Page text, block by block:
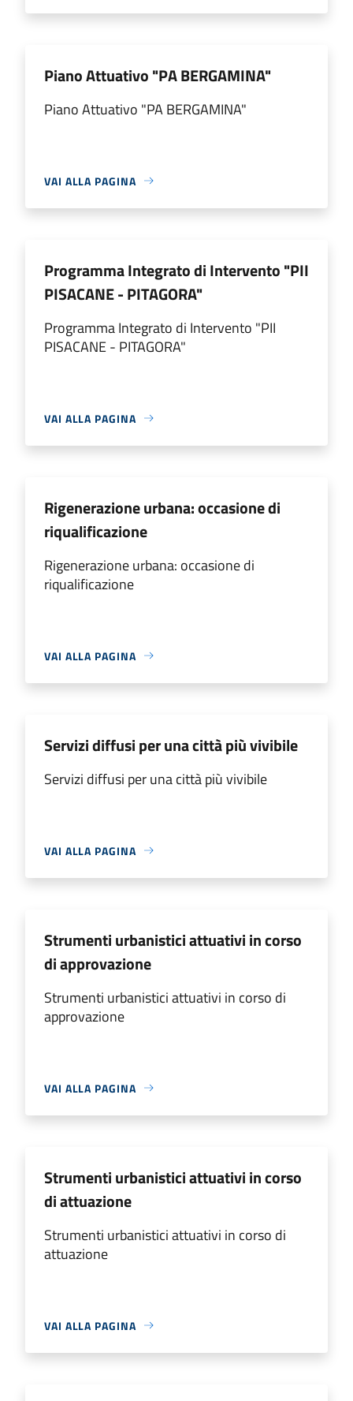
Piano Attuativo "PA BERGAMINA"
Piano Attuativo "PA BERGAMINA"
VAI ALLA PAGINA
Programma Integrato di Intervento "PII
PISACANE - PITAGORA"
Programma Integrato di Intervento "PII
PISACANE - PITAGORA"
VAI ALLA PAGINA
Rigenerazione urbana: occasione di
riqualificazione
Rigenerazione urbana: occasione di
riqualificazione
VAI ALLA PAGINA
Servizi diffusi per una città più vivibile
Servizi diffusi per una città più vivibile
VAI ALLA PAGINA
Strumenti urbanistici attuativi in corso
di approvazione
Strumenti urbanistici attuativi in corso di
approvazione
VAI ALLA PAGINA
Strumenti urbanistici attuativi in corso
di attuazione
Strumenti urbanistici attuativi in corso di
attuazione
VAI ALLA PAGINA